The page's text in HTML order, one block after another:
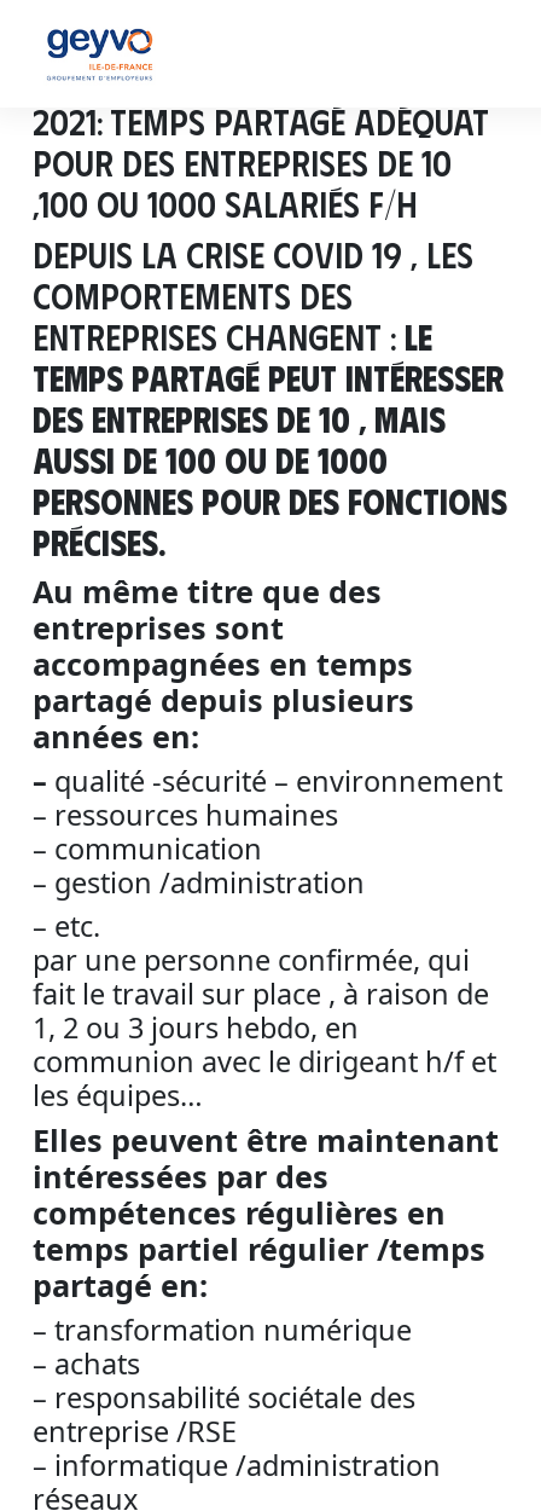
2021: temps partagé adéquat
pour des entreprises de 10
,100 ou 1000 salariés f/h
Depuis la crise COVID 19 , les
comportements des
entreprises changent : le
temps partagé peut intéresser
des entreprises de 10 , mais
aussi de 100 ou de 1000
personnes pour des fonctions
précises.
Au même titre que des
entreprises sont
accompagnées en temps
partagé depuis plusieurs
années en:
– qualité -sécurité – environnement
– ressources humaines
– communication
– gestion /administration
– etc.
par une personne confirmée, qui
fait le travail sur place , à raison de
1, 2 ou 3 jours hebdo, en
communion avec le dirigeant h/f et
les équipes…
Elles peuvent être maintenant
intéressées par des
compétences régulières en
temps partiel régulier /temps
partagé en:
– transformation numérique
– achats
– responsabilité sociétale des
entreprise /RSE
– informatique /administration
réseaux